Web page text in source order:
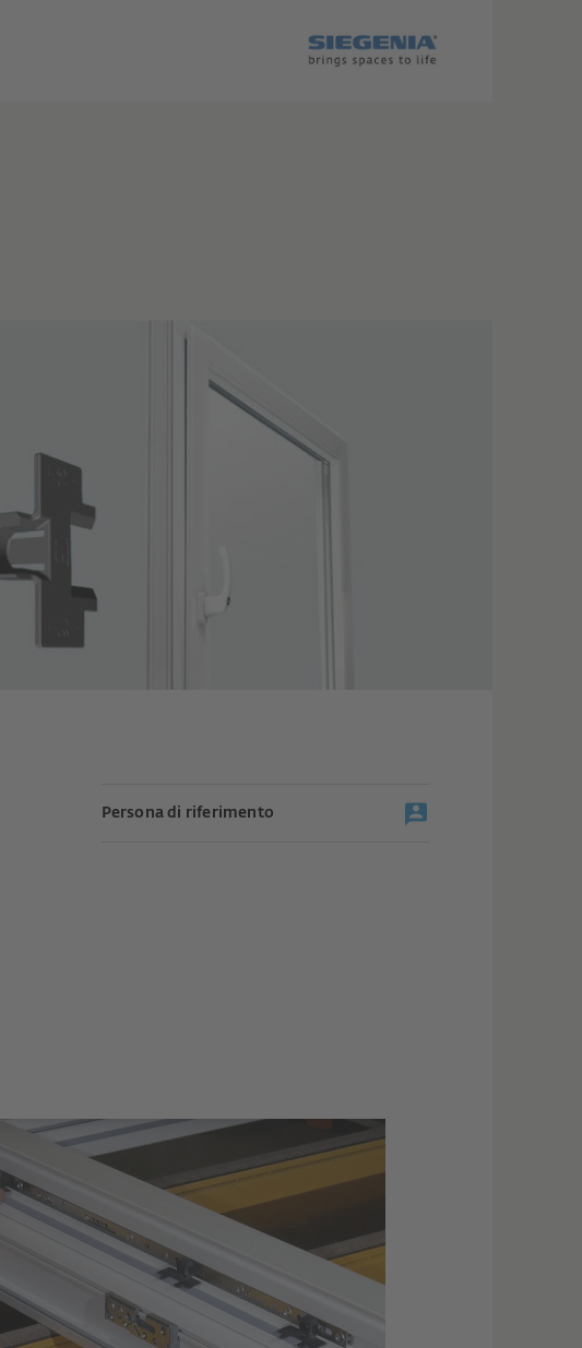
Persona di riferimento